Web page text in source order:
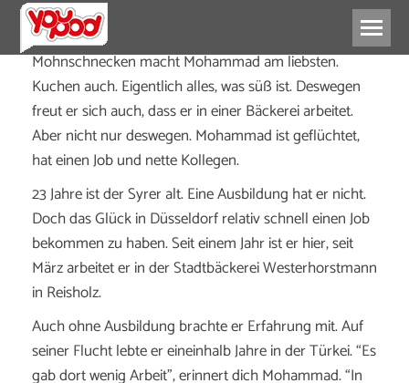
Mohnschnecken macht Mohammad am liebsten.
Kuchen auch. Eigentlich alles, was süß ist. Deswegen
freut er sich auch, dass er in einer Bäckerei arbeitet.
Aber nicht nur deswegen. Mohammad ist geflüchtet,
hat einen Job und nette Kollegen.
23 Jahre ist der Syrer alt. Eine Ausbildung hat er nicht.
Doch das Glück in Düsseldorf relativ schnell einen Job
bekommen zu haben. Seit einem Jahr ist er hier, seit
März arbeitet er in der Stadtbäckerei Westerhorstmann
in Reisholz.
Auch ohne Ausbildung brachte er Erfahrung mit. Auf
seiner Flucht lebte er eineinhalb Jahre in der Türkei. “Es
gab dort wenig Arbeit”, erinnert dich Mohammad. “In